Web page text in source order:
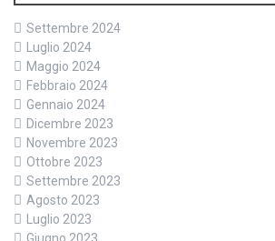
Settembre 2024
Luglio 2024
Maggio 2024
Febbraio 2024
Gennaio 2024
Dicembre 2023
Novembre 2023
Ottobre 2023
Settembre 2023
Agosto 2023
Luglio 2023